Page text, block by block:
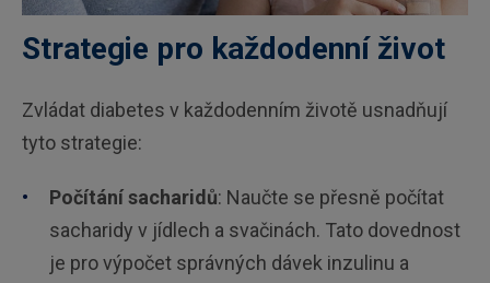
Strategie pro každodenní život
Zvládat diabetes v každodenním životě usnadňují
tyto strategie:
Počítání sacharidů: Naučte se přesně počítat
sacharidy v jídlech a svačinách. Tato dovednost
je pro výpočet správných dávek inzulinu a